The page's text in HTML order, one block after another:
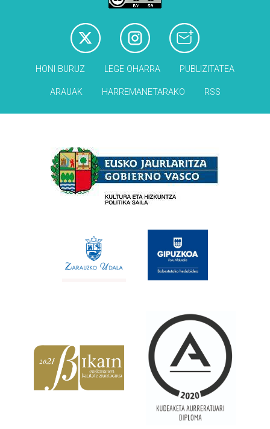
HONI BURUZ LEGE OHARRA PUBLIZITATEA
ARAUAK HARREMANETARAKO RSS